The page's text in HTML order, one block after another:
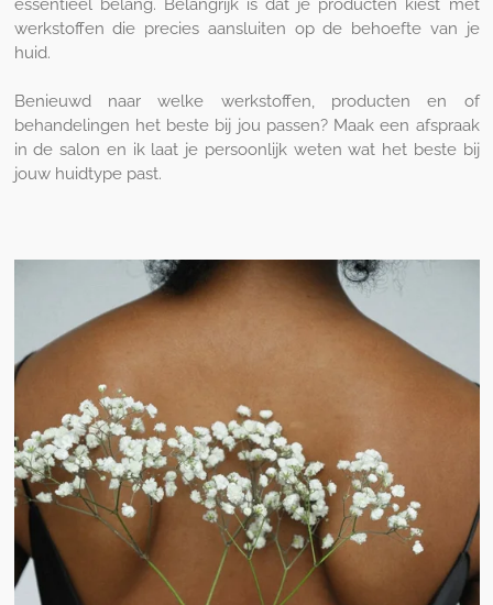
essentieel belang. Belangrijk is dat je producten kiest met
werkstoffen die precies aansluiten op de behoefte van je
huid.
Benieuwd naar welke werkstoffen, producten en of
behandelingen het beste bij jou passen? Maak een afspraak
in de salon en ik laat je persoonlijk weten wat het beste bij
jouw huidtype past.